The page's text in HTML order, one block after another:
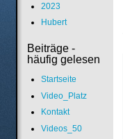
2023
Hubert
Beiträge -
häufig gelesen
Startseite
Video_Platz
Kontakt
Videos_50